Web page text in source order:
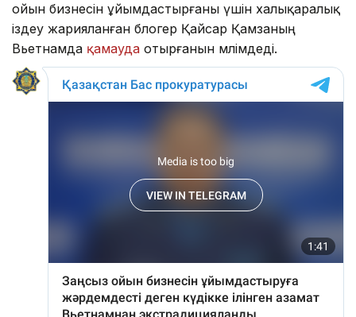
ойын бизнесін ұйымдастырғаны үшін халықаралық
іздеу жарияланған блогер Қайсар Қамзаның
Вьетнамда қамауда отырғанын мәлімдеді.